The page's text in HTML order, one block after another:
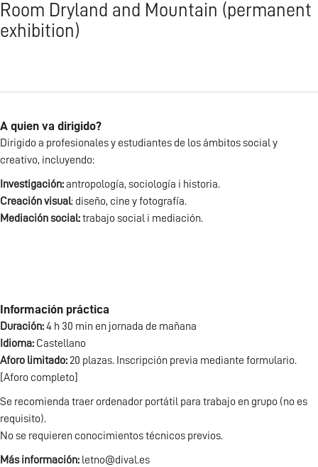
Room Dryland and Mountain (permanent
exhibition)
A quien va dirigido?
Dirigido a profesionales y estudiantes de los ámbitos social y
creativo, incluyendo:
Investigación:antropología, sociología i historia.
Creación visual: diseño, cine y fotografía.
Mediación social:trabajo social i mediación.
Información práctica
Duración:4 h 30 min en jornada de mañana
Idioma: Castellano
Aforo limitado: 20 plazas. Inscripción previa mediante formulario.
[Aforo completo]
Se recomienda traer ordenador portátil para trabajo en grupo (no es
requisito).
No se requieren conocimientos técnicos previos.
Más información: letno@dival.es